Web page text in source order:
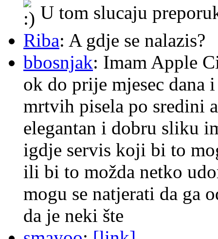
U tom slucaju
Riba: A gdje se nalazis?
bbosnjak: Imam Apple
ok do prije mjesec dana
mrtvih pisela po sredini
elegantan i dobru sliku
igdje servis koji bi to
ili bi to možda netko
mogu se natjerati da ga
da je neki šte